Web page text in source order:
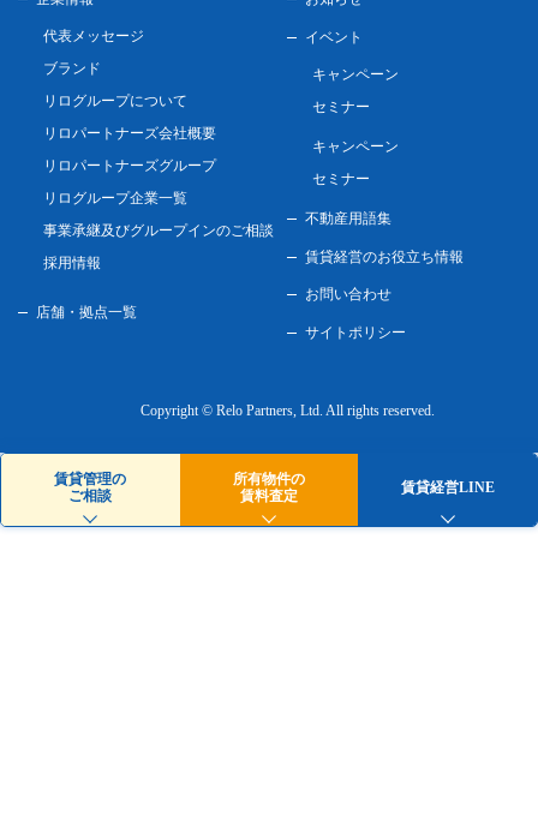
代表メッセージ
ブランド
リログループについて
リロパートナーズ会社概要
リロパートナーズグループ
リログループ企業一覧
事業承継及びグループインのご相談
採用情報
店舗・拠点一覧
イベント
キャンペーン
セミナー
キャンペーン
セミナー
不動産用語集
賃貸経営のお役立ち情報
お問い合わせ
サイトポリシー
Copyright © Relo Partners, Ltd. All rights reserved.
賃貸管理の
ご相談
所有物件の
賃料査定
賃貸経営LINE